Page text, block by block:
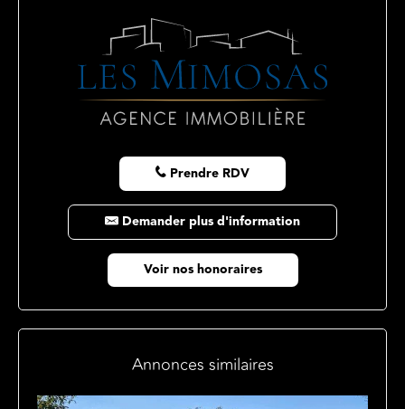
Prendre RDV
Demander plus d'information
Voir nos honoraires
Annonces similaires